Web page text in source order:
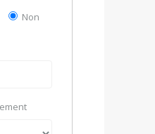
Non